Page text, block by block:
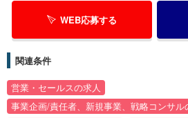
WEB応募する
関連条件
営業・セールスの求人
事業企画/責任者、新規事業、戦略コンサル